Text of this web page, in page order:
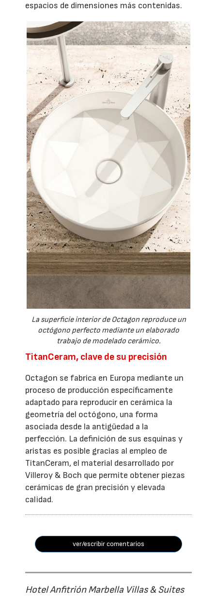
espacios de dimensiones más contenidas.
La superficie interior de Octagon reproduce un
octógono perfecto mediante un elaborado
trabajo de modelado cerámico.
TitanCeram, clave de su precisión
Octagon se fabrica en Europa mediante un
proceso de producción específicamente
adaptado para reproducir en cerámica la
geometría del octógono, una forma
asociada desde la antigüedad a la
perfección. La definición de sus esquinas y
aristas es posible gracias al empleo de
TitanCeram, el material desarrollado por
Villeroy & Boch que permite obtener piezas
cerámicas de gran precisión y elevada
calidad.
ver/escribir comentarios
Hotel Anfitrión Marbella Villas & Suites